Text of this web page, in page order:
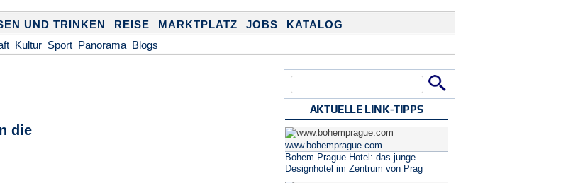
UND TRINKEN REISE MARKTPLATZ JOBS
KATALOG
Kultur Sport Panorama Blogs
die
AKTUELLE LINK-TIPPS
www.bohemprague.com
Bohem Prague Hotel: das junge
Designhotel im Zentrum von Prag